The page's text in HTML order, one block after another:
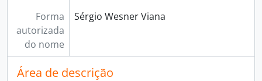
Forma
autorizada
do nome
Sérgio Wesner Viana
Área de descrição